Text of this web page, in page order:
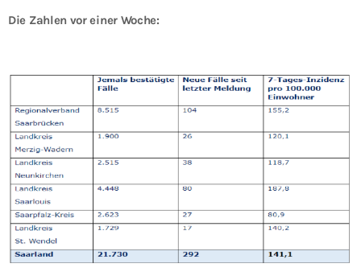
Die Zahlen vor einer Woche: